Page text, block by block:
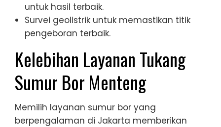
untuk hasil terbaik.
Survei geolistrik untuk memastikan titik
pengeboran terbaik.
Kelebihan Layanan Tukang
Sumur Bor Menteng
Memilih layanan sumur bor yang
berpengalaman di Jakarta memberikan